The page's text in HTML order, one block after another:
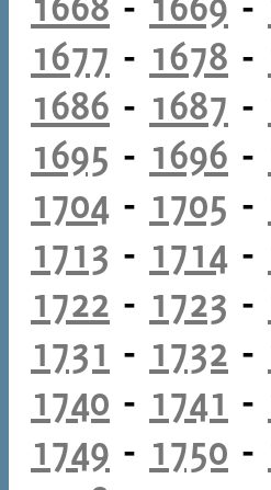
1677 - 1678 -
1686 - 1687 -
1695 - 1696 -
1704 - 1705 -
1713 - 1714 -
1722 - 1723 -
1731 - 1732 -
1740 - 1741 -
1749 - 1750 -